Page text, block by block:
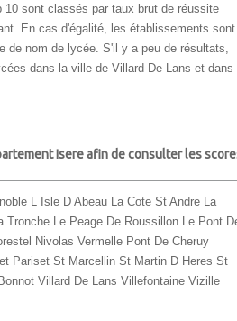
sont classés par taux brut de réussite
En cas d'égalité, les établissements sont
de nom de lycée. S'il y a peu de résultats,
dans la ville de Villard De Lans et dans
Isere afin de consulter les
L Isle D Abeau La Cote St Andre
La
Tronche Le Peage De Roussillon
Le Pont
Nivolas Vermelle Pont De Cheruy
Pariset St Marcellin St Martin D Heres St
Villard De Lans Villefontaine Vizille